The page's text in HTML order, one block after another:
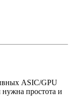
ASIC/GPU
простота и